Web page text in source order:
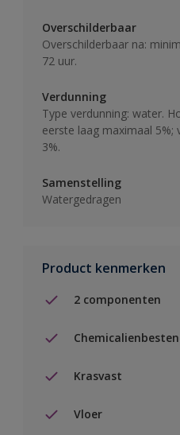
Overschilderbaar
Overschilderbaar na:
72 uur.
Verdunning
Type verdunning: water.
eerste laag maximaal 5%;
3%.
Samenstelling
Watergedragen
Product kenmerken
2 componenten
Krasvast
Vloer